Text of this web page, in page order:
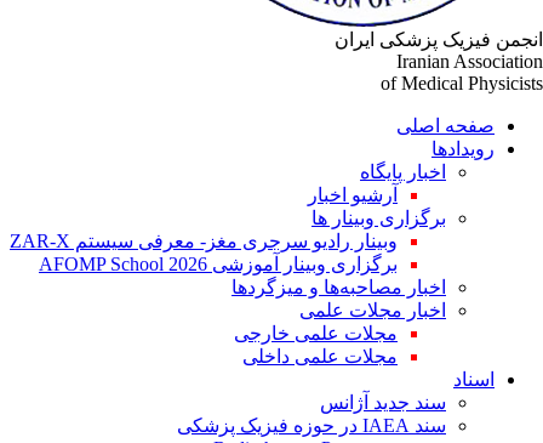
فیزیک پزشکی ایران
Iranian
of Medical
صفحه اصلی
رویدادها
اخبار پایگاه
آرشیو اخبار
برگزاری وبینار ها
وبینار رادیو سرجری مغز- معرفی سیستم ZAR-X
برگزاری وبینار آموزشی AFOMP School 2026
اخبار مصاحبه‌ها و میزگردها
اخبار مجلات علمی
مجلات علمی خارجی
مجلات علمی داخلی
اسناد
سند جدید آژانس
سند IAEA در حوزه فیزیک پزشکی